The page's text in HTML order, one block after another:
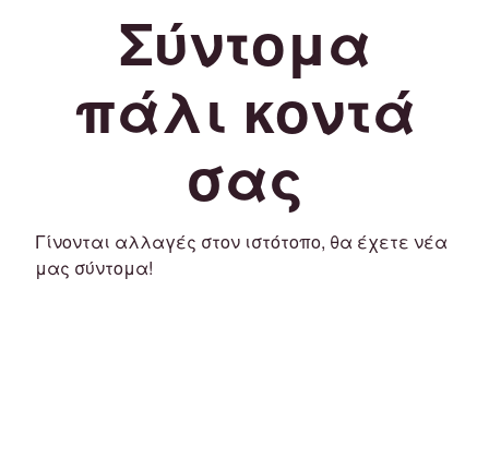
Σύντομα
πάλι κοντά
σας
Γίνονται αλλαγές στον ιστότοπο, θα έχετε νέα
μας σύντομα!